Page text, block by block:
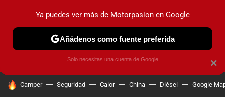
PRUEBAS COCHES ELÉCTRICOS OBSERVATORIO
HOY SE HABLA DE
Camper Seguridad Calor China Diésel Google
×
Ya puedes ver más de Motorpasion en Google
Añádenos como fuente preferida
Solo necesitas una cuenta de Google